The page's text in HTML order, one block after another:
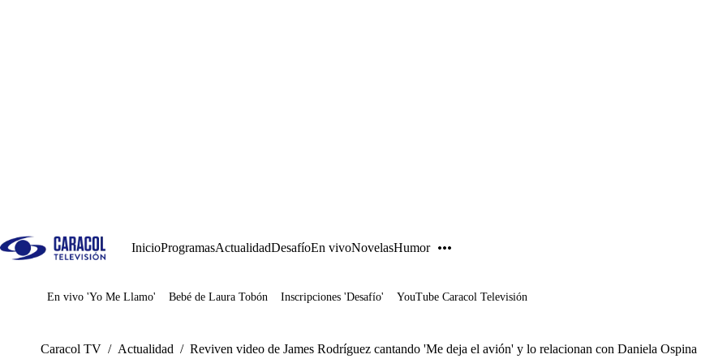
InicioProgramasActualidadDesafíoEn vivoNovelasHumor
Juegos
En vivo 'Yo Me Llamo' Bebé de Laura Tobón Inscripciones 'Desafío' YouTube Caracol Televisión
Caracol TV / Actualidad / Reviven video de James Rodríguez cantando 'Me deja el avión' y lo relacionan con Daniela Ospina